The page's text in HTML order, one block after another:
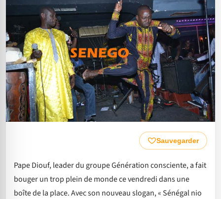
Sauvegarder
Pape Diouf, leader du groupe Génération consciente, a fait
bouger un trop plein de monde ce vendredi dans une
boîte de la place. Avec son nouveau slogan, « Sénégal nio